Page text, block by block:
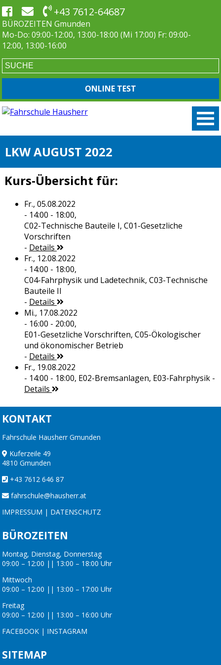
+43 7612-64687
BÜROZEITEN Gmunden
Mo-Do: 09:00-12:00, 13:00-18:00 (Mi 17:00) Fr: 09:00-
12:00, 13:00-16:00
ONLINE TEST
LKW AUGUST 2022
Kurs-Übersicht für:
Fr., 05.08.2022
- 14:00 - 18:00,
C02-Technische Bauteile I, C01-Gesetzliche
Vorschriften
- Details
Fr., 12.08.2022
- 14:00 - 18:00,
C04-Fahrphysik und Ladetechnik, C03-Technische
Bauteile II
- Details
Mi., 17.08.2022
- 16:00 - 20:00,
E01-Gesetzliche Vorschriften, C05-Ökologischer
und ökonomischer Betrieb
- Details
Fr., 19.08.2022
- 14:00 - 18:00, E02-Bremsanlagen, E03-Fahrphysik-
Details
KONTAKT
Fahrschule Hausherr Gmunden
Kuferzeile 49
4810 Gmunden
+43 7612 646 87
fahrschule@hausherr.at
IMPRESSUM | DATENSCHUTZ
BÜROZEITEN
Montag, Dienstag, Donnerstag
09:00 – 12:00 || 13:00 – 18:00 Uhr
Mittwoch
09:00 – 12:00 || 13:00 – 17:00 Uhr
Freitag
09:00 – 12:00 || 13:00 – 16:00 Uhr
FACEBOOK | INSTAGRAM
SITEMAP